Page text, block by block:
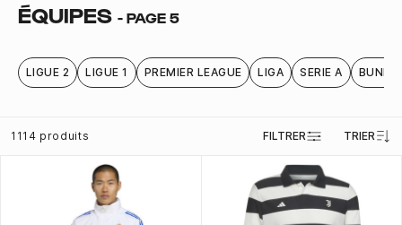
ÉQUIPES - PAGE 5
LIGUE 2 LIGUE 1 PREMIER LEAGUE LIGA SERIE A
1114 produits FILTRER TRIER